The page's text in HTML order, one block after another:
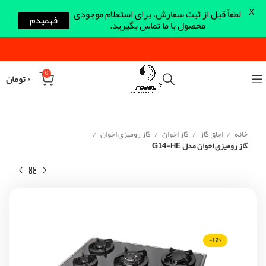
0 ۰تومان
خانه اجاق گاز گاز اخوان گاز رومیزی اخوان
گاز رومیزی اخوان مدل G14-HE
-12%
لطفاً قبل از ثبت سفارش، برای استعلام موجودی
محصول با ما تماس بگیرید. فهمیدم X